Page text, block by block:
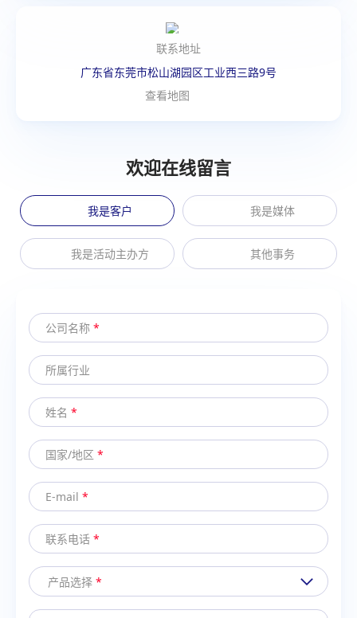
联系地址
广东省东莞市松山湖园区工业西三路9号
查看地图
欢迎在线留言
我是客户 我是媒体
我是活动主办方 其他事务
公司名称 *
所属行业
姓名 *
国家/地区 *
E-mail *
联系电话 *
产品选择 *